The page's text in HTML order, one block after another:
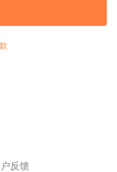
反馈